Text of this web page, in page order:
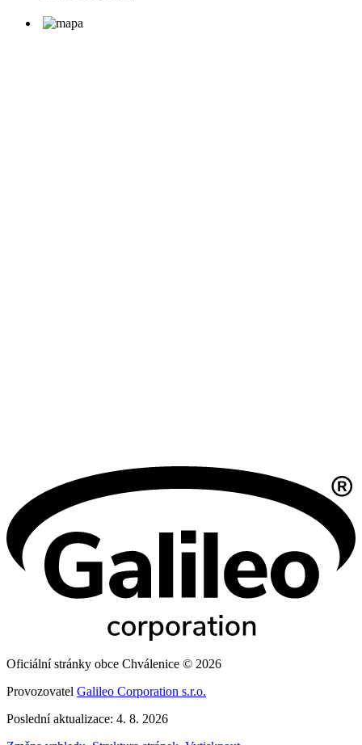
Oficiální stránky obce Chválenice © 2026
Provozovatel Galileo Corporation s.r.o.
Poslední aktualizace: 4. 8. 2026